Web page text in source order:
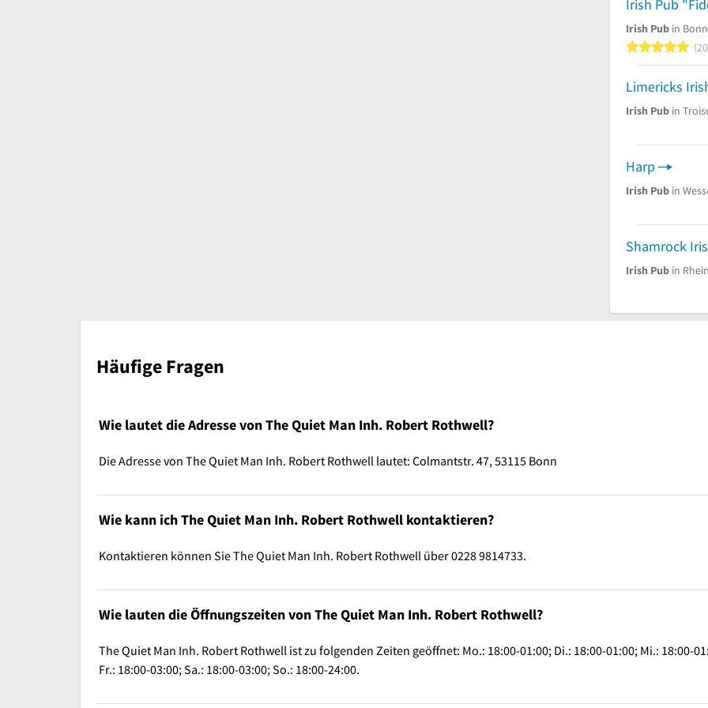
Irish Pub
Irish Pub in Bonn
5
20
Limericks
Irish Pub in
Harp
Irish Pub in
Irish Pub in
Häufige Fragen
Wie lautet die Adresse von The Quiet Man Inh. Robert Rothwell?
Die Adresse von The Quiet Man Inh. Robert Rothwell lautet: Colmantstr. 47, 53115 Bonn
Wie kann ich The Quiet Man Inh. Robert Rothwell kontaktieren?
Kontaktieren können Sie The Quiet Man Inh. Robert Rothwell über 0228 9814733.
Wie lauten die Öffnungszeiten von The Quiet Man Inh. Robert Rothwell?
The Quiet Man Inh. Robert Rothwell ist zu folgenden Zeiten geöffnet: Mo.: 18:00-01:00; Di.: 18:00-01:00; Mi.: 18:00-
Fr.: 18:00-03:00; Sa.: 18:00-03:00; So.: 18:00-24:00.